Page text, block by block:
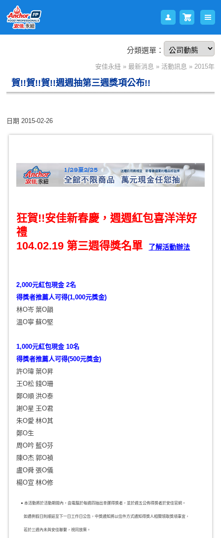
分類選單：
安佳永紐» 最新消息 » 活動訊息 » 2015年
賀!!賀!!賀!!週週抽第三週獎項公布!!
日期2015-02-26
狂賀!!安佳新春慶，週週紅包喜洋洋好
禮
104.02.19 第三週得獎名單
了解活動辦法
2,000元紅包現金 2名
得獎者推薦人可得(1,000元獎金)
林O岑 葉O韻
溫O寧 蘇O堅
1,000元紅包現金 10名
得獎者推薦人可得(500元獎金)
許O瑋 葉O昇
王O松 錢O珊
鄭O順 洪O泰
謝O星 王O君
朱O愛 林O其
鄭O生
周O吟 藍O芬
陳O杰 郭O禎
盧O舜 張O儀
楊O宣 林O修
● 本活動將於活動期間內，由電腦於每週四抽出幸運得獎者，並於週五公佈得獎者於安佳官網。
如遇例假日則順延至下一日工作日公告，中獎通知將以信件方式通知得獎人相關領取獎項事宜，
若於三週內未與安佳聯繫，視同放棄。